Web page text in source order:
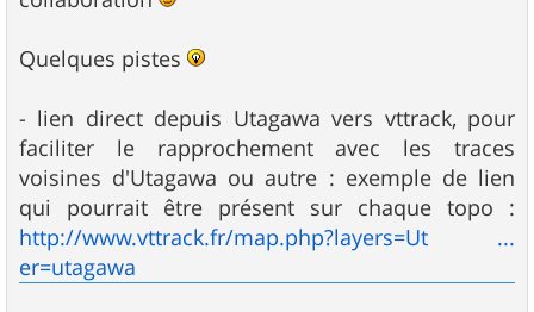
Quelques pistes
- lien direct depuis Utagawa vers vttrack, pour
faciliter le rapprochement avec les traces
voisines d'Utagawa ou autre : exemple de lien
qui pourrait être présent sur chaque topo :
http://www.vttrack.fr/map.php?layers=Ut ...
er=utagawa